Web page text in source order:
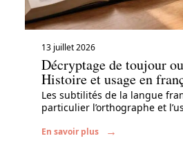
13 juillet 2026
Décryptage de toujour
Histoire et usage en
Les subtilités de la langue
particulier l’orthographe et
En savoir plus